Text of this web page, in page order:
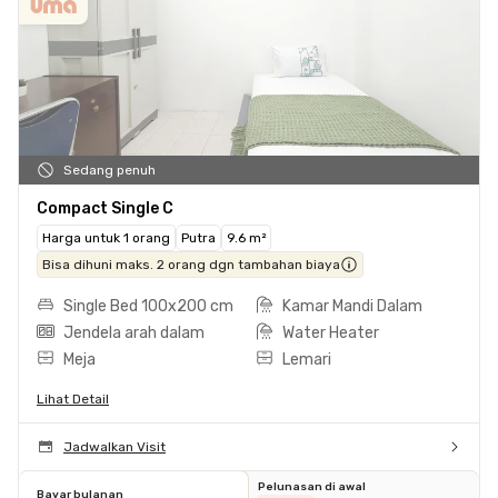
Sedang penuh
Compact Single C
Harga untuk 1 orang Putra
9.6 m²
Bisa dihuni maks. 2 orang dgn tambahan biaya
Single Bed 100x200 cm
Kamar Mandi Dalam
Jendela arah dalam
Water Heater
Meja
Lemari
Lihat Detail
Jadwalkan Visit
Bayar bulanan
Pelunasan di awal